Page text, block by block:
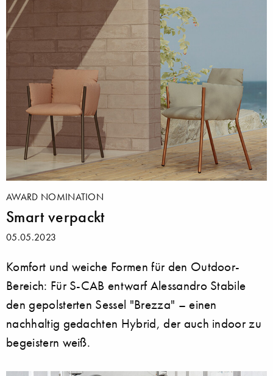
AWARD NOMINATION
Smart verpackt
05.05.2023
Komfort und weiche Formen für den Outdoor-
Bereich: Für S-CAB entwarf Alessandro Stabile
den gepolsterten Sessel "Brezza" – einen
nachhaltig gedachten Hybrid, der auch indoor zu
begeistern weiß.